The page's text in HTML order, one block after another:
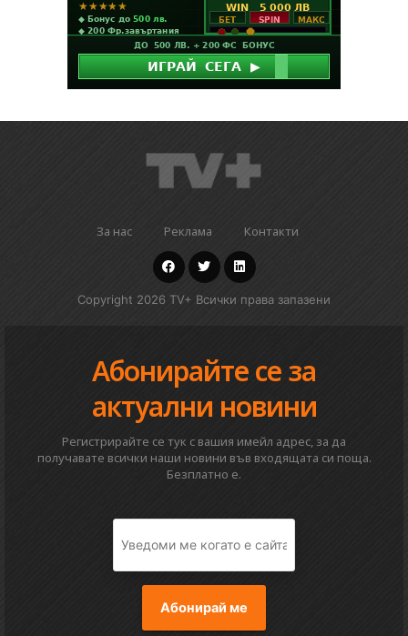
За нас Реклама Контакти
Copyright 2026 TV+ Всички права запазени
Абонирайте се за
актуални новини
Регистрирайте се тук с вашия имейл адрес, за да
получавате всички наши новини във входящата си поща.
Безплатно е.
Абонирай ме